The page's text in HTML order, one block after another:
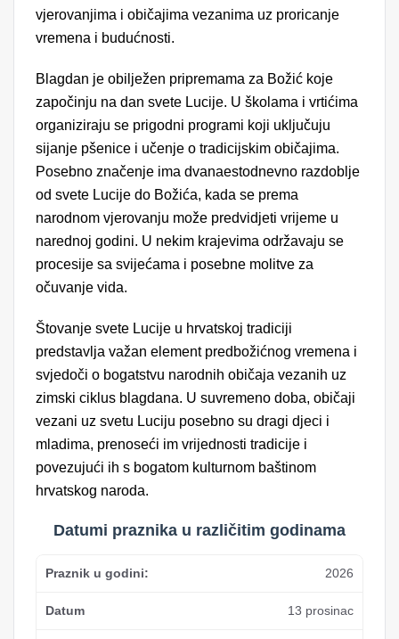
vjerovanjima i običajima vezanima uz proricanje
vremena i budućnosti.
Blagdan je obilježen pripremama za Božić koje
započinju na dan svete Lucije. U školama i vrtićima
organiziraju se prigodni programi koji uključuju
sijanje pšenice i učenje o tradicijskim običajima.
Posebno značenje ima dvanaestodnevno razdoblje
od svete Lucije do Božića, kada se prema
narodnom vjerovanju može predvidjeti vrijeme u
narednoj godini. U nekim krajevima održavaju se
procesije sa svijećama i posebne molitve za
očuvanje vida.
Štovanje svete Lucije u hrvatskoj tradiciji
predstavlja važan element predbožićnog vremena i
svjedoči o bogatstvu narodnih običaja vezanih uz
zimski ciklus blagdana. U suvremeno doba, običaji
vezani uz svetu Luciju posebno su dragi djeci i
mladima, prenoseći im vrijednosti tradicije i
povezujući ih s bogatom kulturnom baštinom
hrvatskog naroda.
Datumi praznika u različitim godinama
2026
13 prosinac